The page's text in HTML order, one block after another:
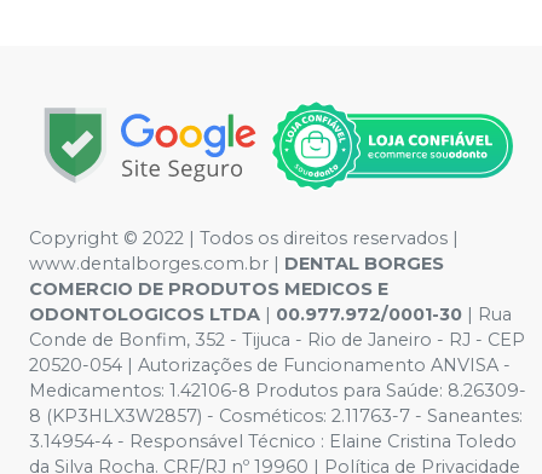
Copyright © 2022 | Todos os direitos reservados |
www.dentalborges.com.br | DENTAL BORGES
COMERCIO DE PRODUTOS MEDICOS E
ODONTOLOGICOS LTDA | 00.977.972/0001-30 | Rua
Conde de Bonfim, 352 - Tijuca - Rio de Janeiro - RJ - CEP
20520-054 | Autorizações de Funcionamento ANVISA -
Medicamentos: 1.42106-8 Produtos para Saúde: 8.26309-
8 (KP3HLX3W2857) - Cosméticos: 2.11763-7 - Saneantes:
3.14954-4 - Responsável Técnico : Elaine Cristina Toledo
da Silva Rocha. CRF/RJ nº 19960 | Política de Privacidade